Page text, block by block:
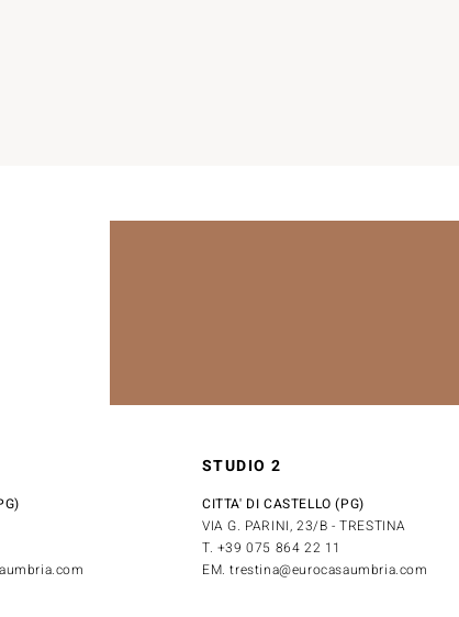
STUDIO 2
CITTA' DI CASTELLO (PG)
VIA G. PARINI, 23/B - TRESTINA
T. +39 075 864 22 11
EM. trestina@eurocasaumbria.com